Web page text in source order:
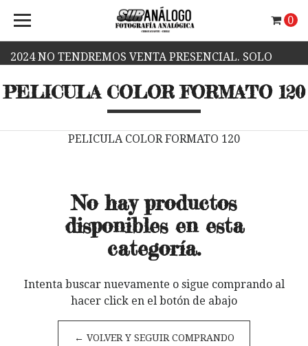
2024 NO TENDREMOS VENTA PRESENCIAL. SOLO
VENTA WEB.
0
PELICULA COLOR FORMATO 120
PELICULA COLOR FORMATO 120
No hay productos
disponibles en esta
categoría.
Intenta buscar nuevamente o sigue comprando al
hacer click en el botón de abajo
← VOLVER Y SEGUIR COMPRANDO